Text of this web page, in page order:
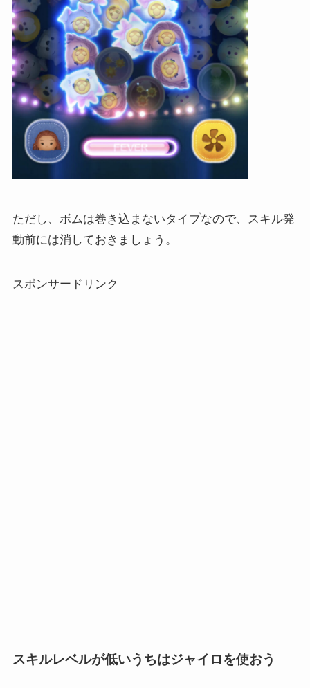
ただし、ボムは巻き込まないタイプなので、スキル発
動前には消しておきましょう。
スポンサードリンク
スキルレベルが低いうちはジャイロを使おう